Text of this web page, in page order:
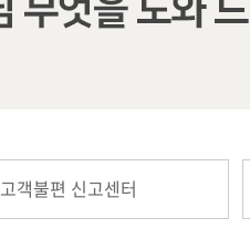
고객불편 신고센터